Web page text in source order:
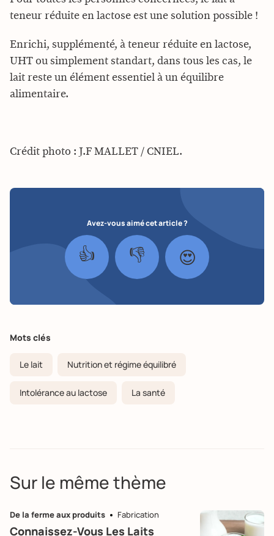
teneur réduite en lactose est une solution possible !
Enrichi, supplémenté, à teneur réduite en lactose,
UHT ou simplement standart, dans tous les cas, le
lait reste un élément essentiel à un équilibre
alimentaire.
Crédit photo : J.F MALLET / CNIEL.
Avez-vous aimé cet article ?
👍 👎 😍
Mots clés
Le lait Nutrition et régime équilibré
Intolérance au lactose La santé
Sur le même thème
De la ferme aux produits Fabrication
Connaissez-Vous Les Laits